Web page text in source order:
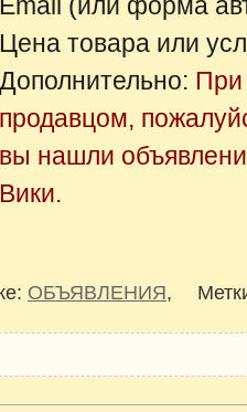
Цена товара или
Дополнительно: При
продавцом,
вы нашли
Вики.
ОБЪЯВЛЕНИЯ,